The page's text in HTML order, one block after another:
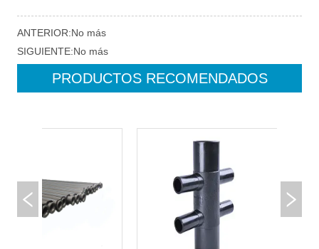
ANTERIOR:No más
SIGUIENTE:No más
PRODUCTOS RECOMENDADOS